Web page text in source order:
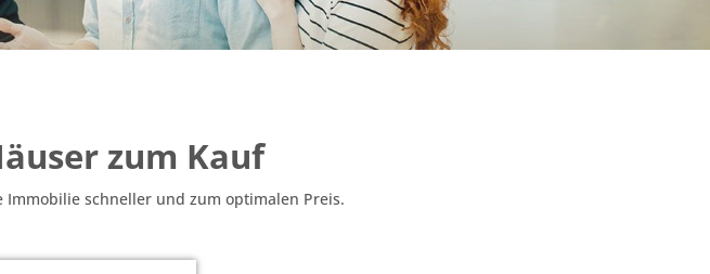
zum Kauf
Immobilie schneller und zum optimalen Preis.